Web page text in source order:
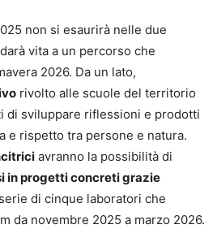
non si esaurirà nelle due
vita a un percorso che
2026. Da un lato,
rivolto alle scuole del territorio
di sviluppare riflessioni e prodotti
e rispetto tra persone e natura.
avranno la possibilità di
in progetti concreti grazie
di cinque laboratori che
da novembre 2025 a marzo 2026.